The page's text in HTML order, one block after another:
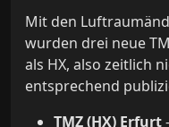
Mit den
wurden drei neue
als HX, also zeitlich
entsprechend
TMZ (HX) Erfurt